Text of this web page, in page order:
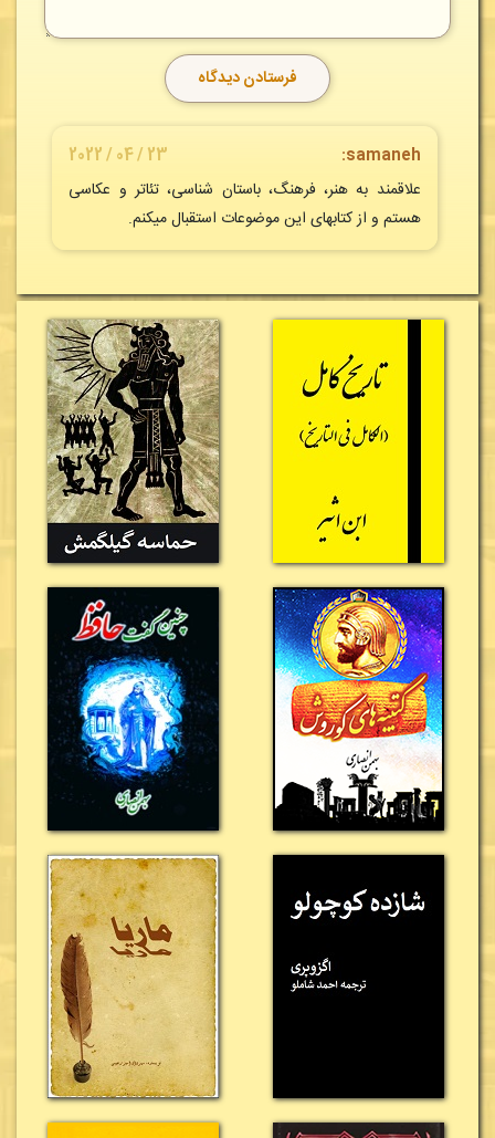
samaneh:
23 / 04 / 2022
علاقمند به هنر، فرهنگ، باستان شناسی، تئاتر و عکاسی
هستم و از کتابهای این موضوعات استقبال میکنم.